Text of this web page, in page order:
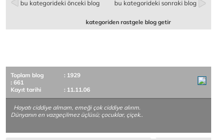
bu kategorideki önceki blog bu kategorideki sonraki blog
kategoriden rastgele blog getir
Toplam blog
: 1929
: 661
Kayıt tarihi
: 11.11.06
Hayatı ciddiye almam, emeği çok ciddiye alırım.
Dünyanın en vazgeçilmez üçlüsü; çocuklar, çiçek..